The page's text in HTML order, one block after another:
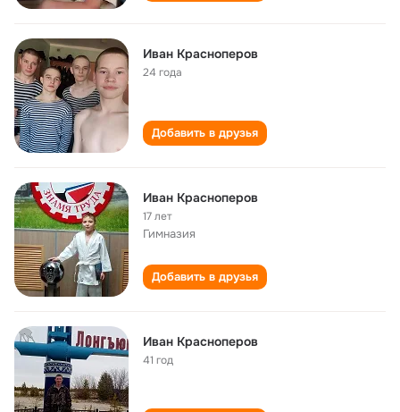
Иван Красноперов
24 года
Добавить в друзья
Иван Красноперов
17 лет
Гимназия
Добавить в друзья
Иван Красноперов
41 год